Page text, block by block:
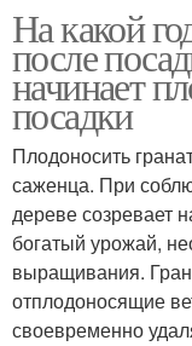
На какой
после
начинает
посадки
Плодоносить
саженца. При
дереве созревает
богатый урожай,
выращивания.
отплодоносящие
своевременно